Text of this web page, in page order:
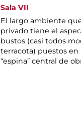
Sala VII
El largo ambiente
privado tiene el
bustos (casi todos
terracota) puestos en
“espina” central de